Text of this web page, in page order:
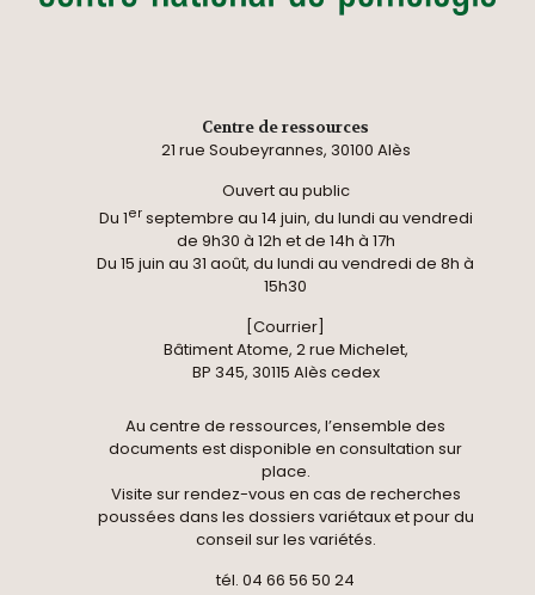
Centre de ressources
21 rue Soubeyrannes, 30100 Alès
Ouvert au public
Du 1erseptembre au 14 juin, du lundi au vendredi
de 9h30 à 12h et de 14h à 17h
Du 15 juin au 31 août, du lundi au vendredi de 8h à
15h30
[Courrier]
Bâtiment Atome, 2 rue Michelet,
BP 345, 30115 Alès cedex
Au centre de ressources, l’ensemble des
documents est disponible en consultation sur
place.
Visite sur rendez-vous en cas de recherches
poussées dans les dossiers variétaux et pour du
conseil sur les variétés.
tél. 04 66 56 50 24